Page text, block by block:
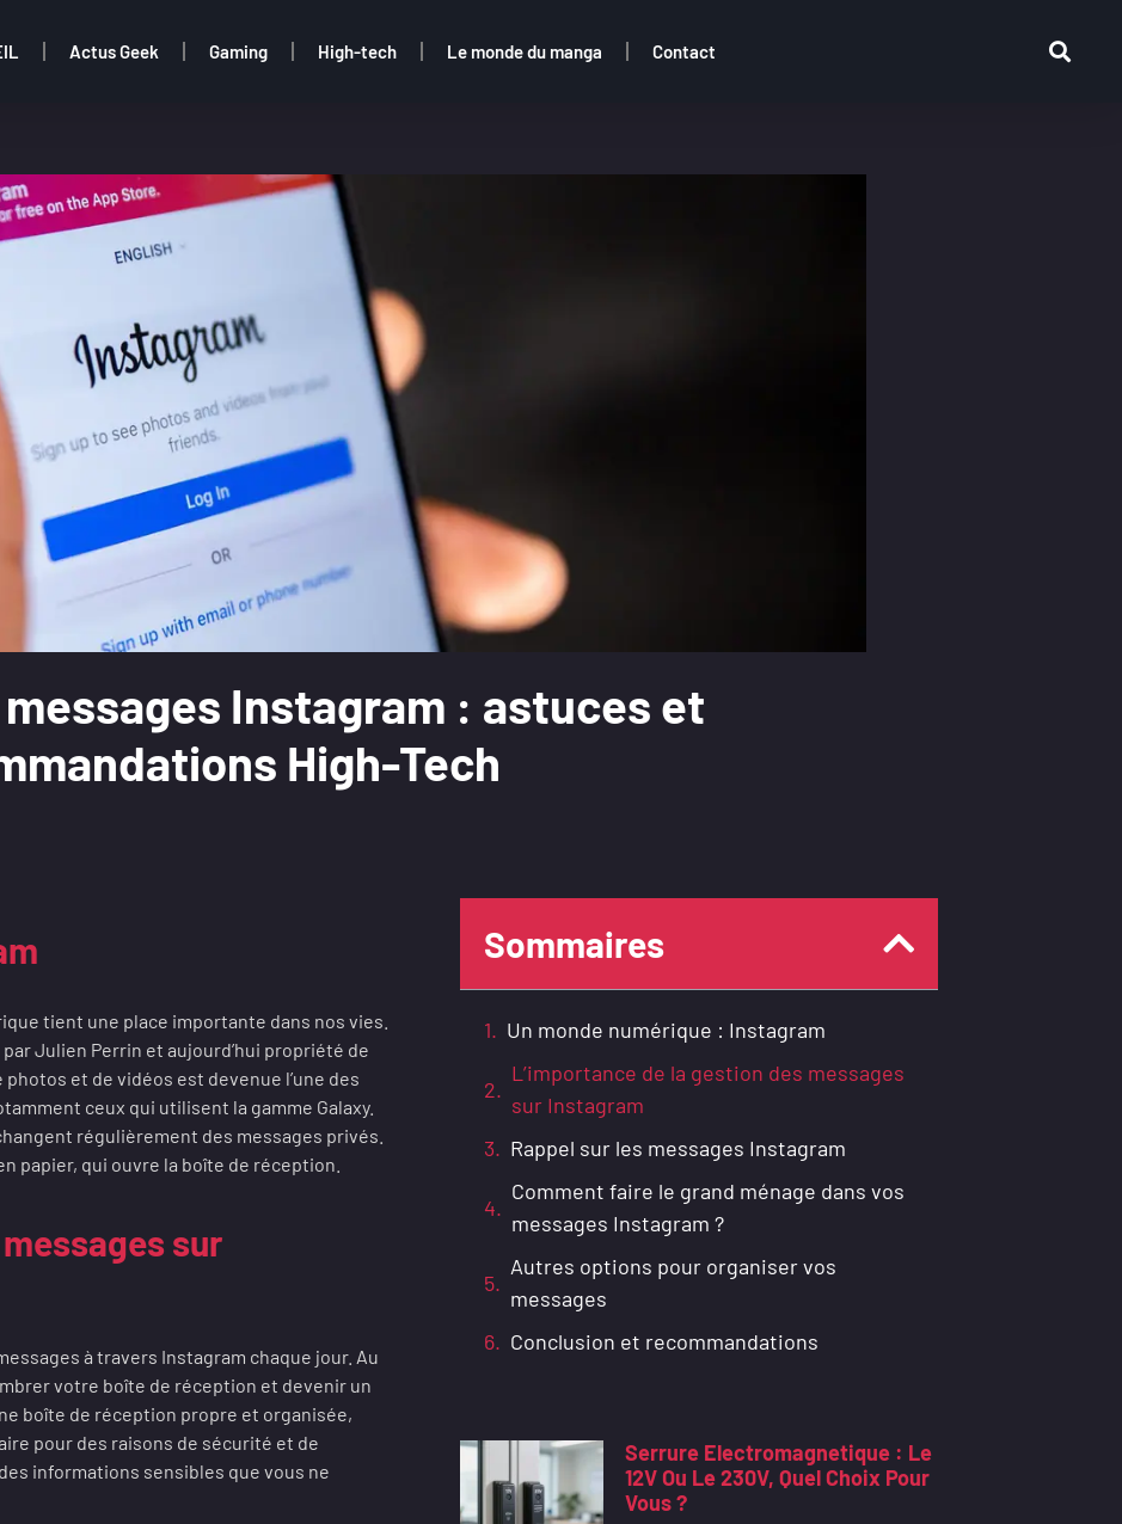
Actus Geek Gaming High-tech Le monde du manga Contact
Instagram : astuces et
High-Tech
tient une place importante dans nos vies.
Julien Perrin et aujourd’hui propriété de
et de vidéos est devenue l’une des
ceux qui utilisent la gamme Galaxy.
régulièrement des messages privés.
papier, qui ouvre la boîte de réception.
sur
à travers Instagram chaque jour. Au
votre boîte de réception et devenir un
boîte de réception propre et organisée,
pour des raisons de sécurité et de
informations sensibles que vous ne
Sommaires
Un monde numérique : Instagram
L’importance de la gestion des messages
sur Instagram
Rappel sur les messages Instagram
Comment faire le grand ménage dans vos
messages Instagram ?
Autres options pour organiser vos
messages
Conclusion et recommandations
Serrure Electromagnetique : Le
12V Ou Le 230V, Quel Choix Pour
Vous ?